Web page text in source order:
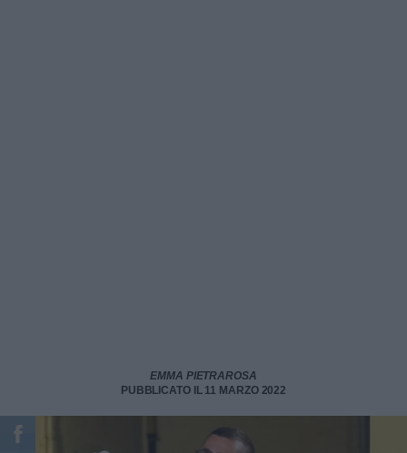
EMMA PIETRAROSA
PUBBLICATO IL 11 MARZO 2022